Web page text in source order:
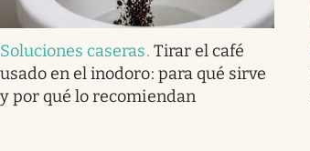
Soluciones caseras. Tirar el café
usado en el inodoro: para qué sirve
y por qué lo recomiendan